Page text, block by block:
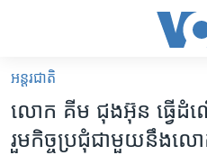
គេហទំព័រ​
ទាក់ទង
និង​
អន្តរជាតិ
អន្តរជាតិ
លោក គីម ជុងអ៊ុន ធ្វើដំណ
រួមកិច្ចប្រជុំជាមួយនឹងល